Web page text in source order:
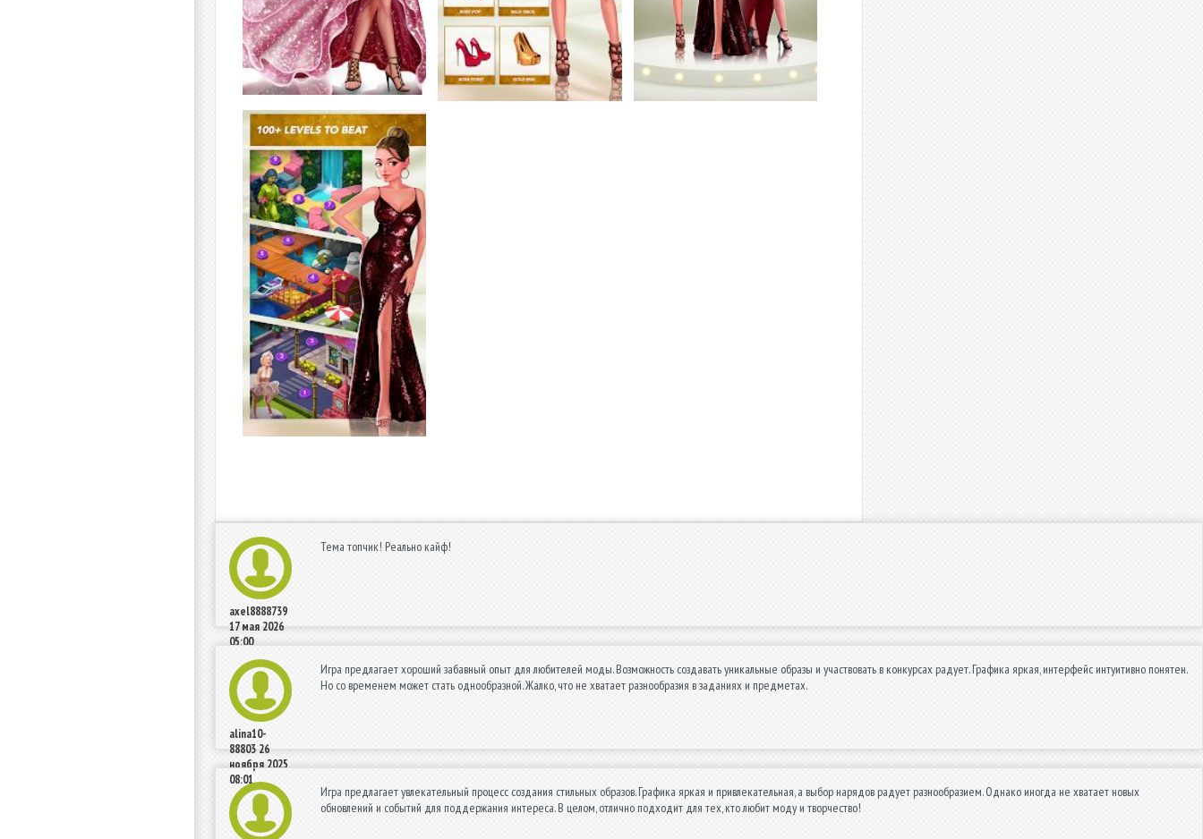
axel8888739
17 мая 2026
05:00
Тема топчик! Реально кайф!
alina10-
8880326
ноября 2025
08:01
Игра предлагает хороший забавный опыт для любителей моды. Возможность создавать уникальные образы и участвовать в конкурсах радует. Графика яркая, интерфейс интуитивно понятен.
Но со временем может стать однообразной. Жалко, что не хватает разнообразия в заданиях и предметах.
Игра предлагает увлекательный процесс создания стильных образов. Графика яркая и привлекательная, а выбор нарядов радует разнообразием. Однако иногда не хватает новых
обновлений и событий для поддержания интереса. В целом, отлично подходит для тех, кто любит моду и творчество!